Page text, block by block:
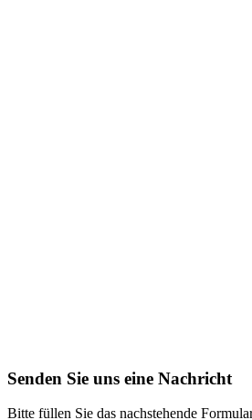
Senden Sie uns eine Nachricht
Bitte füllen Sie das nachstehende